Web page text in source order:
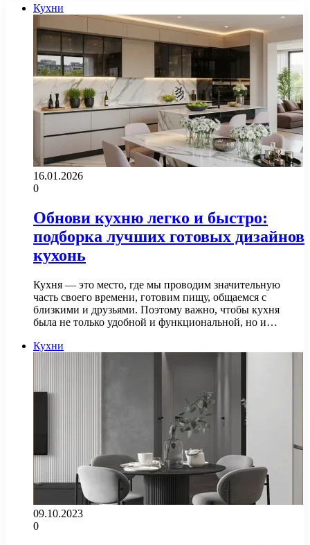
Кухни
16.01.2026
0
Обнови кухню легко и быстро:
подборка лучших готовых дизайнов
кухонь
Кухня — это место, где мы проводим значительную
часть своего времени, готовим пищу, общаемся с
близкими и друзьями. Поэтому важно, чтобы кухня
была не только удобной и функциональной, но и…
Кухни
09.10.2023
0